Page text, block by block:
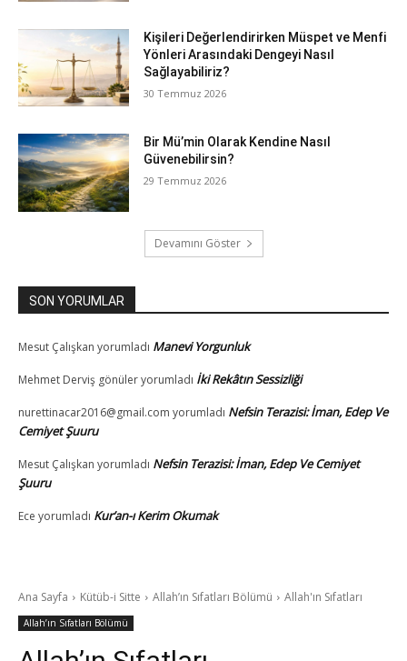
Kişileri Değerlendirirken Müspet ve Menfi
Yönleri Arasındaki Dengeyi Nasıl
Sağlayabiliriz?
30 Temmuz 2026
Bir Mü’min Olarak Kendine Nasıl
Güvenebilirsin?
29 Temmuz 2026
Devamını Göster
SON YORUMLAR
Mesut Çalışkan yorumladı Manevi Yorgunluk
Mehmet Derviş gönüleryorumladı İki Rekâtın Sessizliği
nurettinacar2016@gmail.com yorumladı Nefsin Terazisi: İman, Edep Ve
Cemiyet Şuuru
Mesut Çalışkan yorumladı Nefsin Terazisi: İman, Edep Ve Cemiyet
Şuuru
Ece yorumladı Kur’an-ı Kerim Okumak